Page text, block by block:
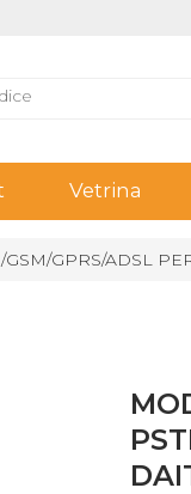
Vetrina
GPRS/ADSL